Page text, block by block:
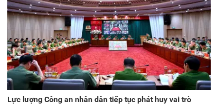
Lực lượng Công an nhân dân tiếp tục phát huy vai trò